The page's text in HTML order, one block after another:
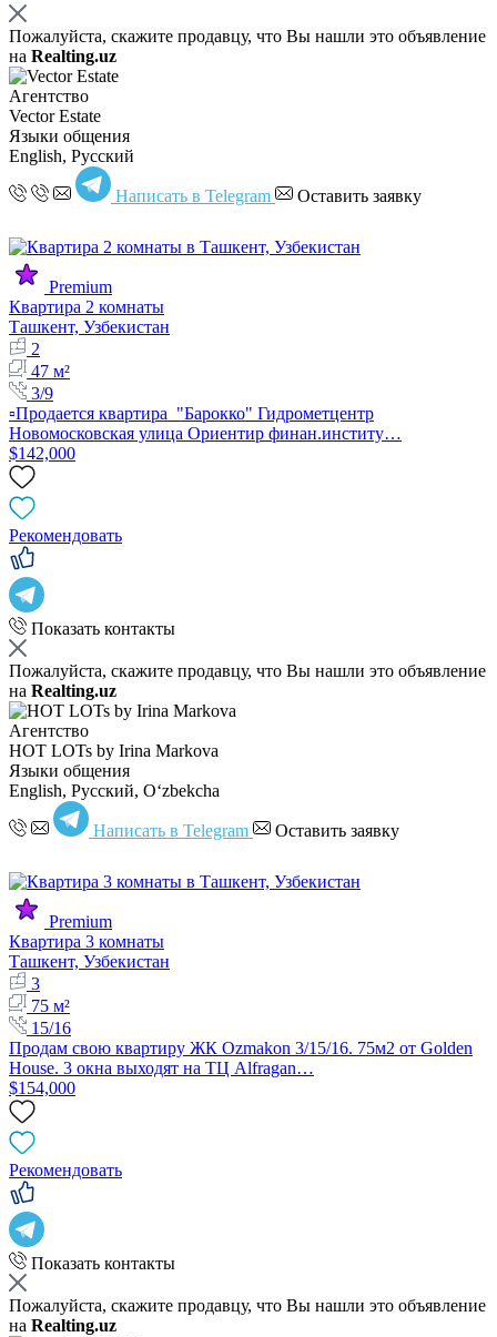
Пожалуйста, скажите продавцу, что Вы нашли это объявление
на Realting.uz
Агентство
Vector Estate
Языки общения
English, Русский
Написать в Telegram Оставить заявку
Premium
Квартира 2 комнаты
Ташкент, Узбекистан
2
47 м²
3/9
▫️Продается квартира "Барокко" Гидрометцентр
Новомосковская улица Ориентир финан.институ…
$142,000
Рекомендовать
Показать контакты
Пожалуйста, скажите продавцу, что Вы нашли это объявление
на Realting.uz
Агентство
HOT LOTs by Irina Markova
Языки общения
English, Русский, Oʻzbekcha
Написать в Telegram Оставить заявку
Premium
Квартира 3 комнаты
Ташкент, Узбекистан
3
75 м²
15/16
Продам свою квартиру ЖК Ozmakon 3/15/16. 75м2 от Golden
House. 3 окна выходят на ТЦ Alfragan…
$154,000
Рекомендовать
Показать контакты
Пожалуйста, скажите продавцу, что Вы нашли это объявление
на Realting.uz